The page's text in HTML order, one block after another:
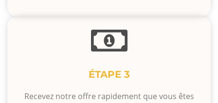
ÉTAPE 3
Recevez notre offre rapidement que vous êtes